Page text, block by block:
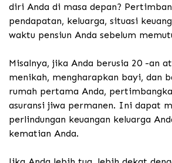
diri Anda di masa depan?
pendapatan, keluarga, situasi
waktu pensiun Anda sebelum
Misalnya, jika Anda berusia 20 -an
menikah, mengharapkan bayi, dan
rumah pertama Anda,
asuransi jiwa permanen. Ini dapat
perlindungan keuangan keluarga
kematian Anda.